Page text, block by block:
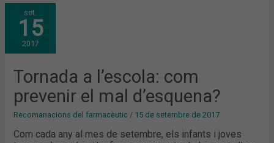
set.
15
2017
Tornada a l’escola: com
prevenir el mal d’esquena?
Recomanacions del farmacèutic / 15 de setembre de 2017
Com cada any al mes de setembre, els infants i joves
TORNADA
A
L’ESCOLA:
COM
PREVENIR
EL
MAL